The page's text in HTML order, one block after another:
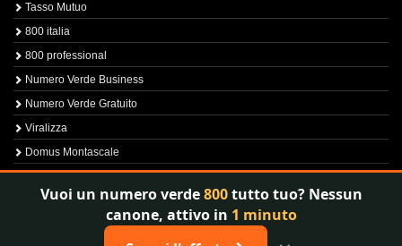
Tasso Mutuo
800 italia
800 professional
Numero Verde Business
Numero Verde Gratuito
Viralizza
Domus Montascale
Sprint800
Verfica Numero Verde
Vuoi un numero verde800tutto tuo? Nessun
canone, attivo in 1 minuto